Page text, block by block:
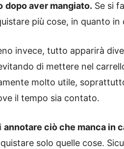
dopo aver mangiato. Se si
più cose, in quanto in
invece, tutto apparirà
di mettere nel
molto utile,
il tempo sia contato.
annotare ciò che manca in
solo quelle cose.